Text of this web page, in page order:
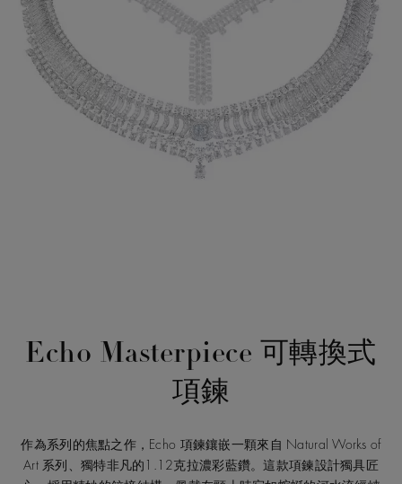
Echo Masterpiece 可轉換式
項鍊
作為系列的焦點之作，Echo 項鍊鑲嵌一顆來自 Natural Works of
Art 系列、獨特非凡的1.12克拉濃彩藍鑽。這款項鍊設計獨具匠